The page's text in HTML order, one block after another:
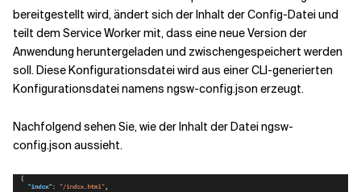
bereitgestellt wird, ändert sich der Inhalt der Config-Datei und
teilt dem Service Worker mit, dass eine neue Version der
Anwendung heruntergeladen und zwischengespeichert werden
soll. Diese Konfigurationsdatei wird aus einer CLI-generierten
Konfigurationsdatei namens ngsw-config.json erzeugt.
Nachfolgend sehen Sie, wie der Inhalt der Datei ngsw-
config.json aussieht.